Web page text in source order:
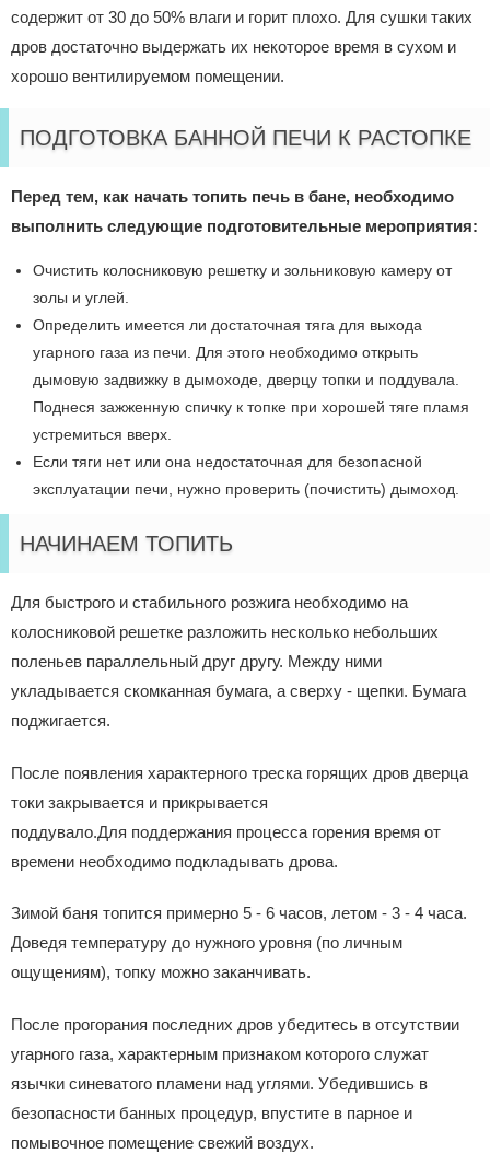
содержит от 30 до 50% влаги и горит плохо. Для сушки таких
дров достаточно выдержать их некоторое время в сухом и
хорошо вентилируемом помещении.
ПОДГОТОВКА БАННОЙ ПЕЧИ К РАСТОПКЕ
Перед тем, как начать топить печь в бане, необходимо
выполнить следующие подготовительные мероприятия:
Очистить колосниковую решетку и зольниковую камеру от
золы и углей.
Определить имеется ли достаточная тяга для выхода
угарного газа из печи. Для этого необходимо открыть
дымовую задвижку в дымоходе, дверцу топки и поддувала.
Поднеся зажженную спичку к топке при хорошей тяге пламя
устремиться вверх.
Если тяги нет или она недостаточная для безопасной
эксплуатации печи, нужно проверить (почистить) дымоход.
НАЧИНАЕМ ТОПИТЬ
Для быстрого и стабильного розжига необходимо на
колосниковой решетке разложить несколько небольших
поленьев параллельный друг другу. Между ними
укладывается скомканная бумага, а сверху - щепки. Бумага
поджигается.
После появления характерного треска горящих дров дверца
токи закрывается и прикрывается
поддувало.Для поддержания процесса горения время от
времени необходимо подкладывать дрова.
Зимой баня топится примерно 5 - 6 часов, летом - 3 - 4 часа.
Доведя температуру до нужного уровня (по личным
ощущениям), топку можно заканчивать.
После прогорания последних дров убедитесь в отсутствии
угарного газа, характерным признаком которого служат
язычки синеватого пламени над углями. Убедившись в
безопасности банных процедур, впустите в парное и
помывочное помещение свежий воздух.